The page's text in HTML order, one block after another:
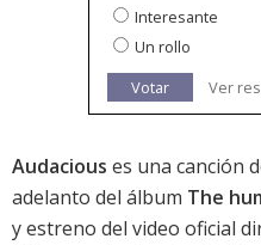
Interesante
Un rollo
Votar
Ver
Audacious es una canción
adelanto del álbum The
y estreno del video oficial